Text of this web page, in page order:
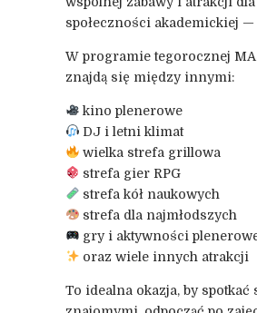
społeczności akademickiej
W programie tegorocznej
znajdą się między innymi:
kino plenerowe
DJ i letni klimat
wielka strefa grillowa
strefa gier RPG
strefa kół naukowych
strefa dla najmłodszych
gry i aktywności
oraz wiele innych atrakcji
To idealna okazja, by spotkać